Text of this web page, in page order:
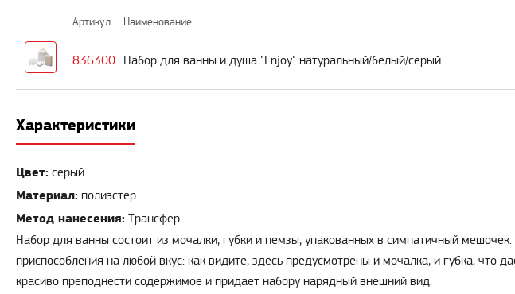
Артикул Наименование
836300 Набор для ванны и душа "Enjoy" натуральный/белый/серый
Характеристики
Цвет: серый
Материал: полиэстер
Метод нанесения: Трансфер
Набор для ванны состоит из мочалки, губки и пемзы, упакованных в симпатичный
приспособления на любой вкус: как видите, здесь предусмотрены и мочалка, и губка,
красиво преподнести содержимое и придает набору нарядный внешний вид.